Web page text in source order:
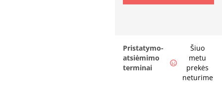
Pristatymo-
atsiėmimo
terminai
Šiuo
metu
prekės
neturime